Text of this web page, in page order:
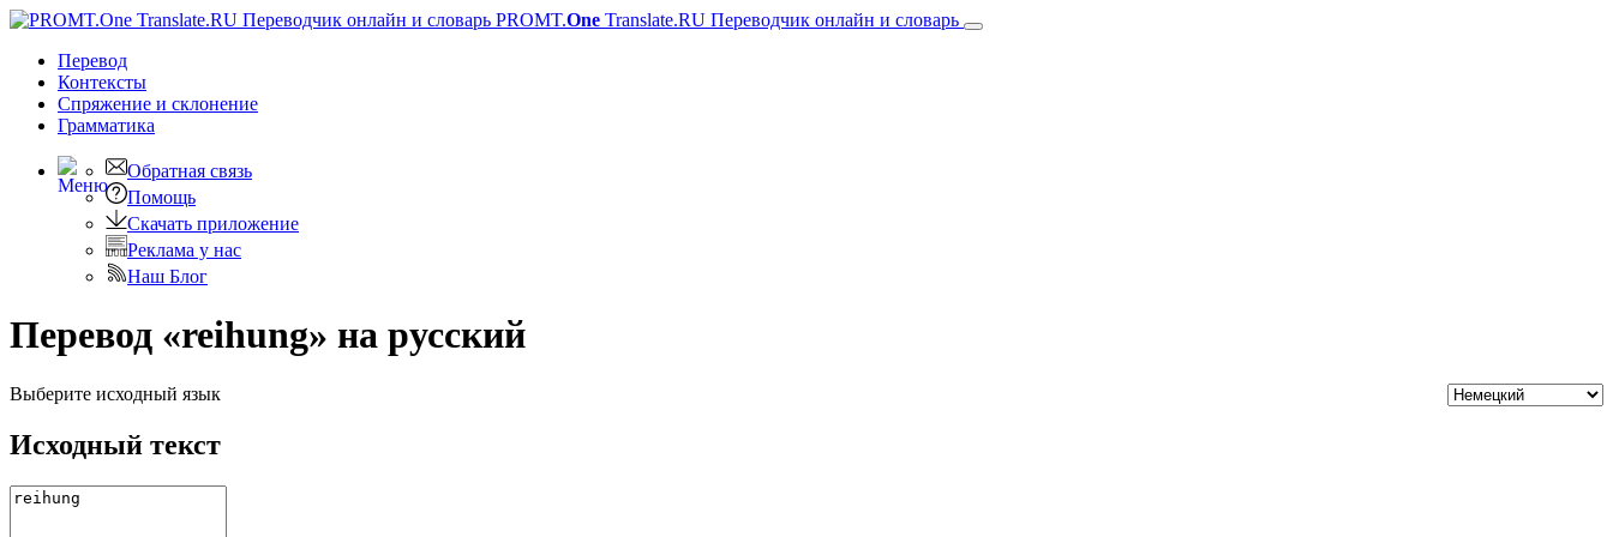
PROMT.One Translate.RU Переводчик онлайн и словарь
Перевод
Контексты
Спряжение и склонение
Грамматика
Обратная связь
Помощь
Скачать приложение
Реклама у нас
Наш Блог
Перевод «reihung» на русский
Выберите исходный язык
Исходный текст